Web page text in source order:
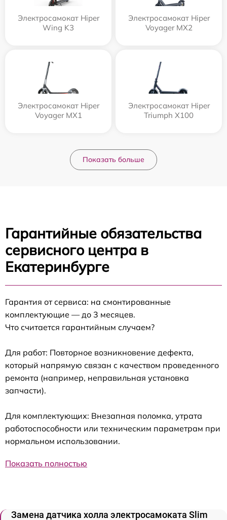
Электросамокат Hiper
Wing K3
Электросамокат Hiper
Voyager MX2
Электросамокат Hiper
Voyager MX1
Электросамокат Hiper
Triumph X100
Показать больше
Гарантийные обязательства
сервисного центра в
Екатеринбурге
Гарантия от сервиса: на смонтированные
комплектующие — до 3 месяцев.
Что считается гарантийным случаем?
Для работ: Повторное возникновение дефекта,
который напрямую связан с качеством проведенного
ремонта (например, неправильная установка
запчасти).
Для комплектующих: Внезапная поломка, утрата
работоспособности или техническим параметрам при
нормальном использовании.
Показать полностью
Замена датчика холла электросамоката Slim